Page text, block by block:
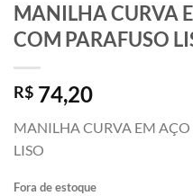
MANILHA CURVA
COM PARAFUSO
R$ 74,20
MANILHA CURVA EM
LISO
Fora de estoque